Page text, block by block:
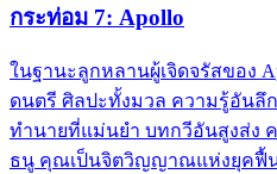
กระท่อม 7: Apollo
ในฐานะลูกหลานผู้เจิดจรัสของ
ดนตรี ศิลปะทั้งมวล ความรู้อันลึ
ทำนายที่แม่นยำ บทกวีอันสูงส่ง
ธนู คุณเป็นจิตวิญญาณแห่งยุคฟื้น